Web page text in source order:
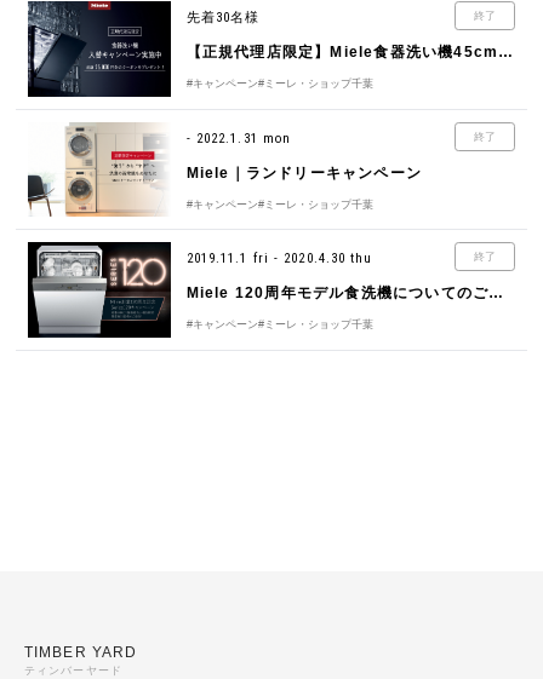
終了
先着30名様
【正規代理店限定】Miele食器洗い機45cm入替キャンペーン
#キャンペーン#ミーレ・ショップ千葉
終了
- 2022.1.31 mon
Miele｜ランドリーキャンペーン
#キャンペーン#ミーレ・ショップ千葉
終了
2019.11.1 fri - 2020.4.30 thu
Miele 120周年モデル食洗機についてのご案内
#キャンペーン#ミーレ・ショップ千葉
TIMBER YARD
ティンバーヤード